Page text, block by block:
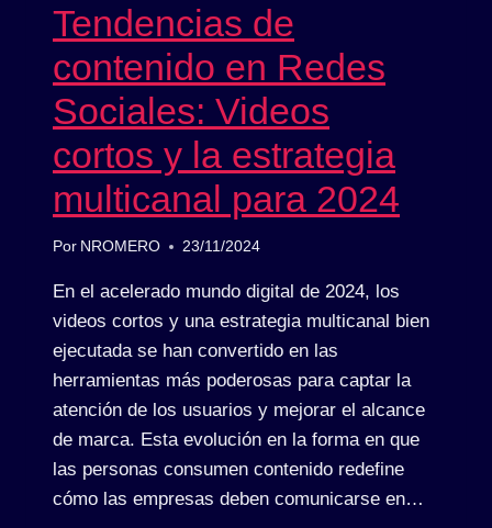
Tendencias de
contenido en Redes
Sociales: Videos
cortos y la estrategia
multicanal para 2024
Por NROMERO 23/11/2024
En el acelerado mundo digital de 2024, los
videos cortos y una estrategia multicanal bien
ejecutada se han convertido en las
herramientas más poderosas para captar la
atención de los usuarios y mejorar el alcance
de marca. Esta evolución en la forma en que
las personas consumen contenido redefine
cómo las empresas deben comunicarse en…